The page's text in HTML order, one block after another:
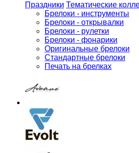
Праздники Тематические
Брелоки - инструменты
Брелоки - открывалки
Брелоки - рулетки
Брелоки - фонарики
Оригинальные брелоки
Стандартные брелоки
Печать на брелках